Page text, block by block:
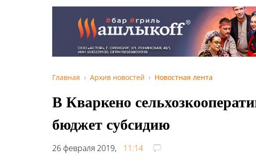
Главная Архив новостей Новостная лента
В Кваркено
бюджет субсидию
26 февраля 2019,
11:14